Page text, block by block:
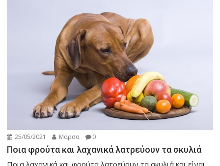
25/05/2021 Μάρσα 0
Ποια φρούτα και λαχανικά λατρεύουν τα σκυλιά
Ποια λαχανικά και φρούτα λατρεύουν τα σκυλιά και είναι